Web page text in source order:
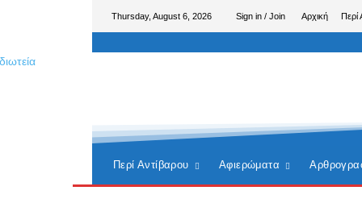
Thursday, August 6, 2026 Sign in / Join Αρχική Περί
Περί Αντίβαρου Αφιερώματα